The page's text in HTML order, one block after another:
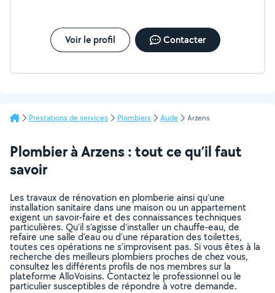
Voir le profil Contacter
Prestations de services Plombiers Aude Arzens
Plombier à Arzens : tout ce qu’il faut
savoir
Les travaux de rénovation en plomberie ainsi qu’une
installation sanitaire dans une maison ou un appartement
exigent un savoir-faire et des connaissances techniques
particulières. Qu’il s’agisse d’installer un chauffe-eau, de
refaire une salle d’eau ou d’une réparation des toilettes,
toutes ces opérations ne s’improvisent pas. Si vous êtes à la
recherche des meilleurs plombiers proches de chez vous,
consultez les différents profils de nos membres sur la
plateforme AlloVoisins. Contactez le professionnel ou le
particulier susceptibles de répondre à votre demande.